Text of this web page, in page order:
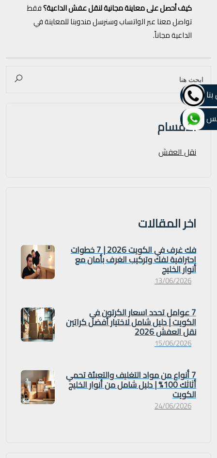
كيف أحصل على معاينة مجانية لنقل عفش الداعية؟فقط
تواصل معنا عبر الواتساب وسنرسل مندوبنا للمعاينة في
الداعية مجاناً.
الاقسام
نقل العفش
اخر المقالات
فك غرف في الكويت 2026 | 7 خطوات
احترافية لفك وتركيب الغرف بأمان مع
أنوار الخليج
13/06/2026
7 عوامل تحدد اسعار الكرتون في
الكويت | دليل شامل لاختيار أفضل كراتين
نقل العفش 2026
15/06/2026
7 أنواع من مواد التغليف والتعبئة تحمي
أثاثك 100% | دليل شامل من أنوار الخليج
الكويت
24/06/2026